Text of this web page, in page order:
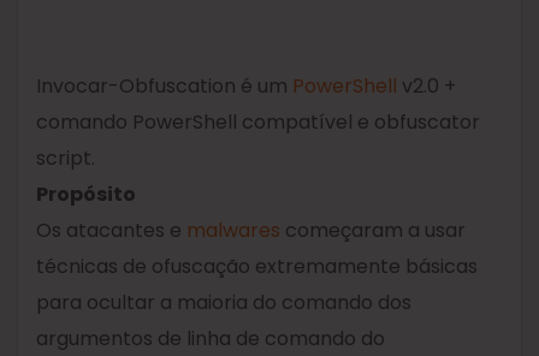
Invocar-Obfuscation é um PowerShell v2.0 +
comando PowerShell compatível e obfuscator
script.
Propósito
Os atacantes e malwares começaram a usar
técnicas de ofuscação extremamente básicas
para ocultar a maioria do comando dos
argumentos de linha de comando do